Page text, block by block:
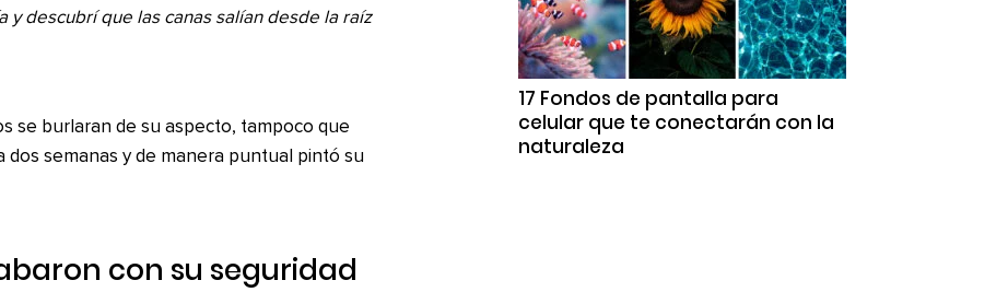
y descubrí que las canas salían desde la raíz
se burlaran de su aspecto, tampoco que
dos semanas y de manera puntual pintó su
con su seguridad
17 Fondos de pantalla para
celular que te conectarán con la
naturaleza